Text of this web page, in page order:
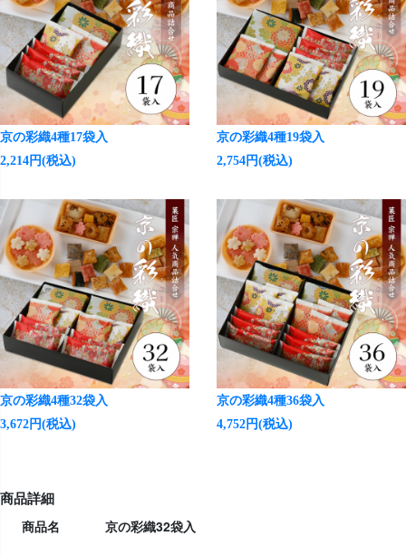
京の彩織4種17袋入
2,214円(税込)
京の彩織4種19袋入
2,754円(税込)
京の彩織4種32袋入
3,672円(税込)
京の彩織4種36袋入
4,752円(税込)
商品詳細
商品名 京の彩織32袋入